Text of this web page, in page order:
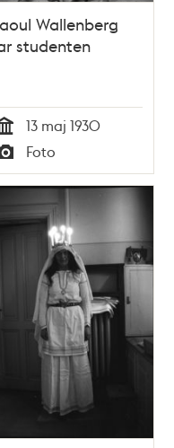
Wallenberg
studenten
13 maj 1930
Foto